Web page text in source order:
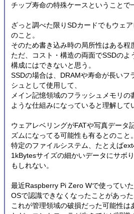
チップ寿命の特殊ケースということで
ざっと調べた限りSDカードでもウェ
のこと。
そのため書き込み時の局所性はある程
ただ、コスト・構造の両面でSSDのよ
構成にはできないと思う。
SSDの場合は、DRAMや寿命が長いフ
シュとして使用して、
メイン記憶領域のフラッシュメモリの
ような仕組みになっていると理解して
ウェアレベリングがFATや写真データ
ズムになってる可能性も有るとのこと。
特定のファイルシステム、たとえば
1kBytesサイズの細かいデータにサボ
もしれない。
最近Raspberry Pi Zero Wで使ってい
OSで認識できなくなったことがあった
これが管理領域の破損だった可能性は